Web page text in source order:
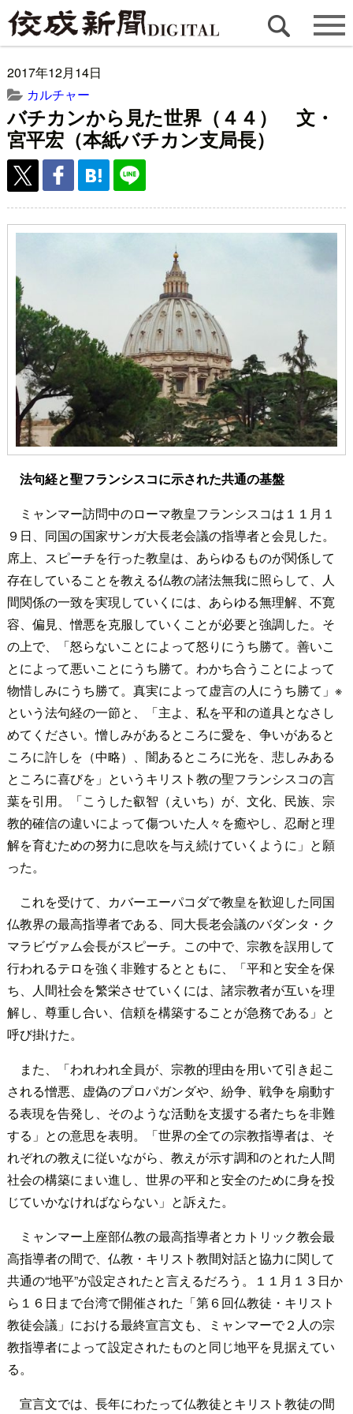
2017年12月14日
カルチャー
バチカンから見た世界（４４） 文・
宮平宏（本紙バチカン支局長）
法句経と聖フランシスコに示された共通の基盤
ミャンマー訪問中のローマ教皇フランシスコは１１月１
９日、同国の国家サンガ大長老会議の指導者と会見した。
席上、スピーチを行った教皇は、あらゆるものが関係して
存在していることを教える仏教の諸法無我に照らして、人
間関係の一致を実現していくには、あらゆる無理解、不寛
容、偏見、憎悪を克服していくことが必要と強調した。そ
の上で、「怒らないことによって怒りにうち勝て。善いこ
とによって悪いことにうち勝て。わかち合うことによって
物惜しみにうち勝て。真実によって虚言の人にうち勝て」※
という法句経の一節と、「主よ、私を平和の道具となさし
めてください。憎しみがあるところに愛を、争いがあると
ころに許しを（中略）、闇あるところに光を、悲しみある
ところに喜びを」というキリスト教の聖フランシスコの言
葉を引用。「こうした叡智（えいち）が、文化、民族、宗
教的確信の違いによって傷ついた人々を癒やし、忍耐と理
解を育むための努力に息吹を与え続けていくように」と願
った。
これを受けて、カバーエーパコダで教皇を歓迎した同国
仏教界の最高指導者である、同大長老会議のバダンタ・ク
マラビヴァム会長がスピーチ。この中で、宗教を誤用して
行われるテロを強く非難するとともに、「平和と安全を保
ち、人間社会を繁栄させていくには、諸宗教者が互いを理
解し、尊重し合い、信頼を構築することが急務である」と
呼び掛けた。
また、「われわれ全員が、宗教的理由を用いて引き起こ
される憎悪、虚偽のプロパガンダや、紛争、戦争を扇動す
る表現を告発し、そのような活動を支援する者たちを非難
する」との意思を表明。「世界の全ての宗教指導者は、そ
れぞれの教えに従いながら、教えが示す調和のとれた人間
社会の構築にまい進し、世界の平和と安全のために身を投
じていかなければならない」と訴えた。
ミャンマー上座部仏教の最高指導者とカトリック教会最
高指導者の間で、仏教・キリスト教間対話と協力に関して
共通の“地平”が設定されたと言えるだろう。１１月１３日か
ら１６日まで台湾で開催された「第６回仏教徒・キリスト
教徒会議」における最終宣言文も、ミャンマーで２人の宗
教指導者によって設定されたものと同じ地平を見据えてい
る。
宣言文では、長年にわたって仏教徒とキリスト教徒の間